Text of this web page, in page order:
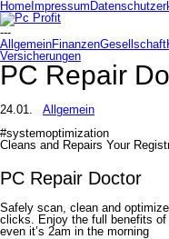
Home Impressum
---
AllgemeinFinanzenGesellschaft
Versicherungen
PC Repair
24.01.
Allgemein
#systemoptimization
Cleans and Repairs Your
PC Repair Doctor
Safely scan, clean and
clicks. Enjoy the full benefits of
even it’s 2am in the morning